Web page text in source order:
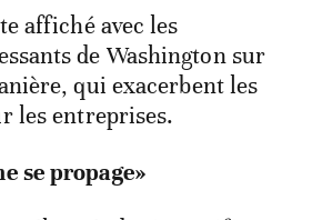
affiché avec les
de Washington sur
qui exacerbent les
les entreprises.
se propage»